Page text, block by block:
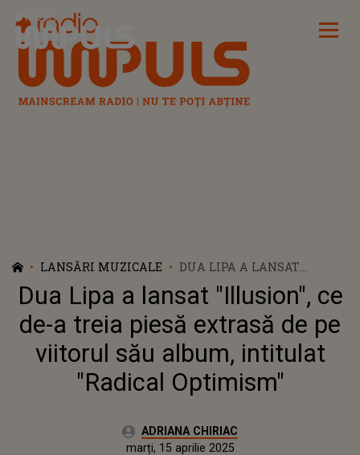
Radio Impuls
LANSĂRI MUZICALE
DUA LIPA A LANSAT
"ILLUSION", CE DE-A TREIA
PIESĂ EXTRASĂ DE PE
VIITORUL SĂU ALBUM,
INTITULAT "RADICAL
OPTIMISM"
Dua Lipa a lansat "Illusion", ce
de-a treia piesă extrasă de pe
viitorul său album, intitulat
"Radical Optimism"
Autor:ADRIANA CHIRIAC
Actualizat:
marți, 15 aprilie 2025